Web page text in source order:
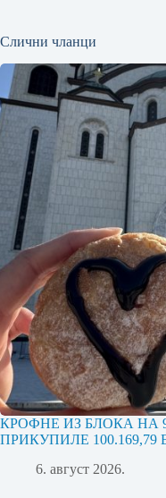
Слични чланци
КРОФНЕ ИЗ БЛОКА НА
ПРИКУПИЛЕ 100.169,79
6. август 2026.